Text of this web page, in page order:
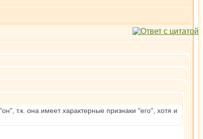
т.к. она имеет характерные признаки "его", хотя и